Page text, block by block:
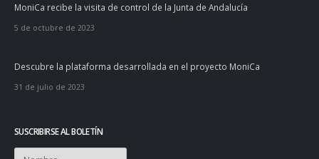
MoniCa recibe la visita de control de la Junta de Andalucía
5 de octubre de 2023
Descubre la plataforma desarrollada en el proyecto MoniCa
31 de julio de 2023
SUSCRIBIRSE AL BOLETÍN